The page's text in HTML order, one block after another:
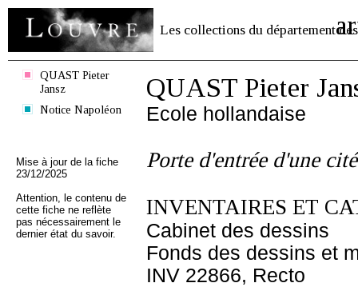
Les collections du département des
QUAST Pieter
Jansz
Notice Napoléon
Mise à jour de la fiche
23/12/2025
Attention, le contenu de
cette fiche ne reflète
pas nécessairement le
dernier état du savoir.
QUAST Pieter
Ecole hollandaise
Porte d'entrée d'une
INVENTAIRES ET
Cabinet des dessins
Fonds des dessins et
INV 22866, Recto